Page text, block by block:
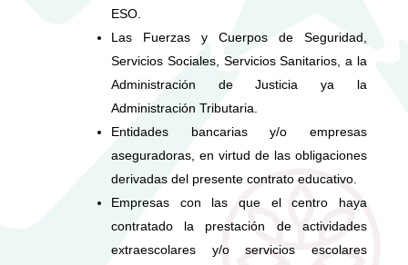
ESO.
Las Fuerzas y Cuerpos de Seguridad,
Servicios Sociales, Servicios Sanitarios, a la
Administración de Justicia ya la
Administración Tributaria.
Entidades bancarias y/o empresas
aseguradoras, en virtud de las obligaciones
derivadas del presente contrato educativo.
Empresas con las que el centro haya
contratado la prestación de actividades
extraescolares y/o servicios escolares